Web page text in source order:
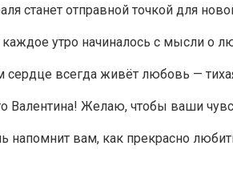
станет отправной точкой для
утро начиналось с мысли о
сердце всегда живёт любовь —
Валентина! Желаю, чтобы ваши
напомнит вам, как прекрасно